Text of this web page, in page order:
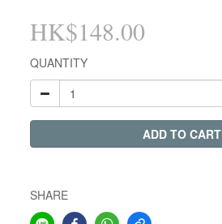
HK$148.00
QUANTITY
ADD TO CART
SHARE